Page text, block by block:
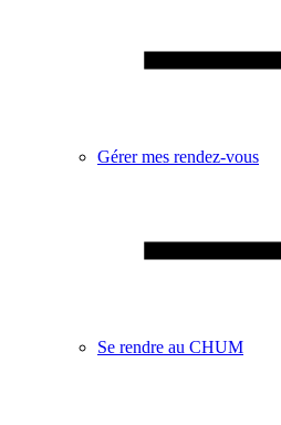
Gérer mes rendez-vous
Se rendre au CHUM